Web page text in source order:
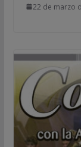
22 de marzo